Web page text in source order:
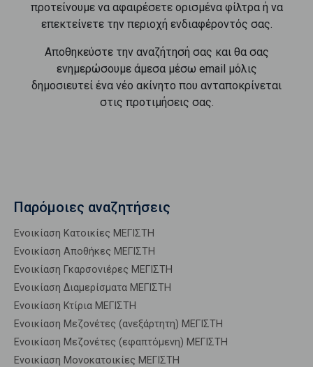
προτείνουμε να αφαιρέσετε ορισμένα φίλτρα ή να
επεκτείνετε την περιοχή ενδιαφέροντός σας.
Αποθηκεύστε την αναζήτησή σας και θα σας
ενημερώσουμε άμεσα μέσω email μόλις
δημοσιευτεί ένα νέο ακίνητο που ανταποκρίνεται
στις προτιμήσεις σας.
Παρόμοιες αναζητήσεις
Ενοικίαση Κατοικίες ΜΕΓΙΣΤΗ
Ενοικίαση Αποθήκες ΜΕΓΙΣΤΗ
Ενοικίαση Γκαρσονιέρες ΜΕΓΙΣΤΗ
Ενοικίαση Διαμερίσματα ΜΕΓΙΣΤΗ
Ενοικίαση Κτίρια ΜΕΓΙΣΤΗ
Ενοικίαση Μεζονέτες (ανεξάρτητη) ΜΕΓΙΣΤΗ
Ενοικίαση Μεζονέτες (εφαπτόμενη) ΜΕΓΙΣΤΗ
Ενοικίαση Μονοκατοικίες ΜΕΓΙΣΤΗ